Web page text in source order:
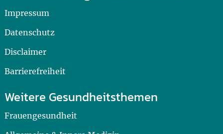
Impressum
Datenschutz
Disclaimer
Barrierefreiheit
Weitere Gesundheitsthemen
Frauengesundheit